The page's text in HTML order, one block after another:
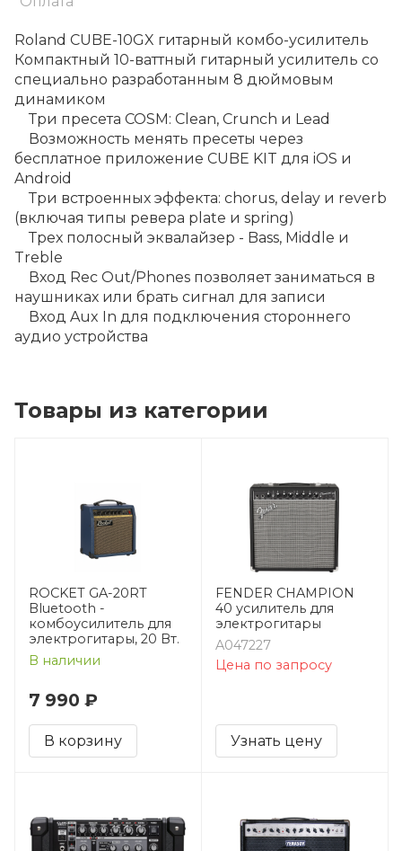
Roland CUBE-10GX гитарный комбо-усилитель
Компактный 10-ваттный гитарный усилитель со
специально разработанным 8 дюймовым
динамиком
Три пресета COSM: Clean, Crunch и Lead
Возможность менять пресеты через
бесплатное приложение CUBE KIT для iOS и
Android
Три встроенных эффекта: chorus, delay и reverb
(включая типы ревера plate и spring)
Трех полосный эквалайзер - Bass, Middle и
Treble
Вход Rec Out/Phones позволяет заниматься в
наушниках или брать сигнал для записи
Вход Aux In для подключения стороннего
аудио устройства
Товары из категории
ROCKET GA-20RT
Bluetooth -
комбоусилитель для
электрогитары, 20 Вт.
В наличии
7 990 ₽
В корзину
FENDER CHAMPION
40 усилитель для
электрогитары
A047227
Цена по запросу
Узнать цену